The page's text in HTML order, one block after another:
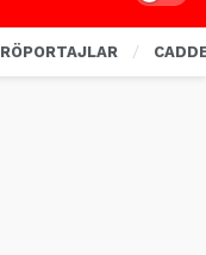
RÖPORTAJLAR